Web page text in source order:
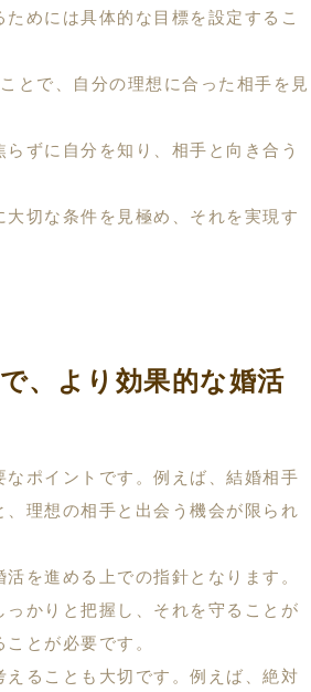
めには具体的な目標を設定するこ
とで、自分の理想に合った相手を見
ずに自分を知り、相手と向き合う
切な条件を見極め、それを実現す
、より効果的な婚活
ポイントです。例えば、結婚相手
理想の相手と出会う機会が限られ
を進める上での指針となります。
かりと把握し、それを守ることが
とが必要です。
ることも大切です。例えば、絶対